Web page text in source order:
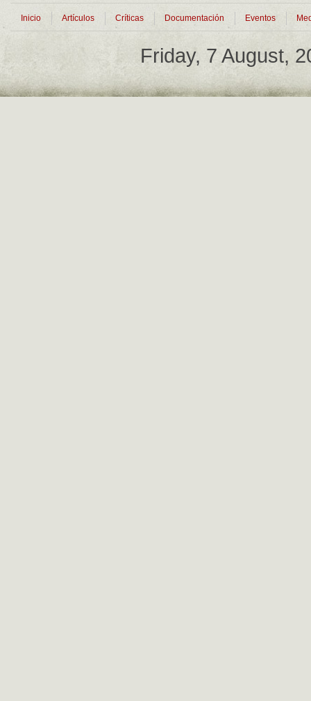
Inicio Artículos Críticas Documentación Eventos
Friday, 7 August,